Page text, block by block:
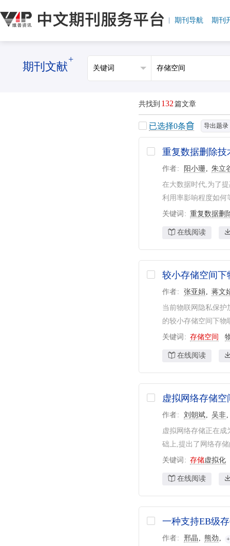
期刊导航 期刊
期刊文献
+
共找到 132 篇文章
已选择0条 导出题录
重复数据删除
作者 阳小珊 朱立
在大数据时代,为了
利用率影响程度如何
关键词 重复数据删
在线阅读
较小存储空间
作者 张亚娟 蒋文
当前物联网隐私保
的较小存储空间下
关键词 存储空间
在线阅读
虚拟网络存储
作者 刘朝斌 吴非
虚拟网络存储正在
础上,提出了网络存
关键词 存储虚拟化
在线阅读
一种支持EB级
作者 邢晶 熊劲